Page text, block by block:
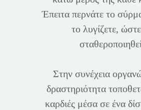
Έπειτα περνάτε το
το λυγίζετε,
Στην συνέχεια
δραστηριότητα
καρδιές μέσα σε ένα